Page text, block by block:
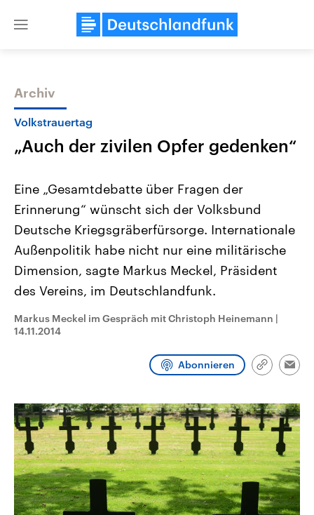
Close
Themen
Landtagswahl Sachsen-Anhalt
2026
Alle Informationen
Sachsen-Anhalt wählt am 6.
September 2026 einen neuen
Landtag. Seit 2021 wird das
Bundesland von einer Koalition aus
CDU, SPD und FDP regiert.-
Umfragen, Prognosen,
und Hintergründe zu den Parteien
und Kandidaten der anstehenden
USA
Aktuelle Beiträge,
Hintergründe
Wirtschaftlich und
gehören die Vereinigten
mit großem Einfluss auf
aktuelle Weltgeschehen.
Programm Podcasts
Archiv
Volkstrauertag
„Auch der zivilen Opfer gedenken“
Eine „Gesamtdebatte über Fragen der
Erinnerung“ wünscht sich der Volksbund
Deutsche Kriegsgräberfürsorge. Internationale
Außenpolitik habe nicht nur eine militärische
Dimension, sagte Markus Meckel, Präsident
des Vereins, im Deutschlandfunk.
Markus Meckel im Gespräch mit Christoph Heinemann |
14.11.2014
Abonnieren
Link